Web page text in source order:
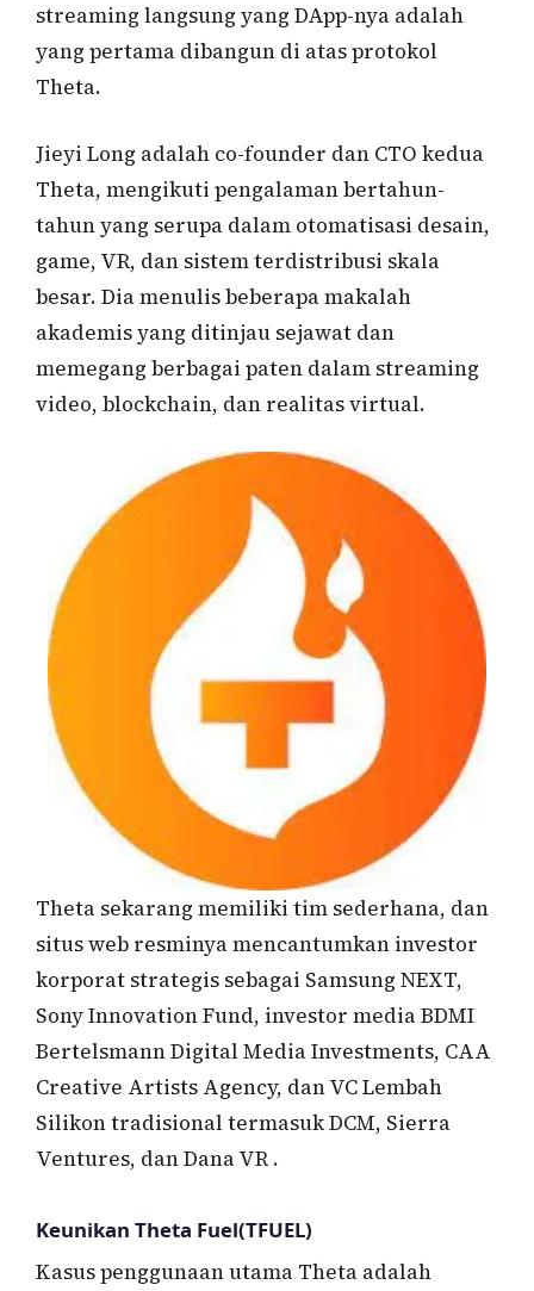
streaming langsung yang DApp-nya adalah
yang pertama dibangun di atas protokol
Theta.
Jieyi Long adalah co-founder dan CTO kedua
Theta, mengikuti pengalaman bertahun-
tahun yang serupa dalam otomatisasi desain,
game, VR, dan sistem terdistribusi skala
besar. Dia menulis beberapa makalah
akademis yang ditinjau sejawat dan
memegang berbagai paten dalam streaming
video, blockchain, dan realitas virtual.
Theta sekarang memiliki tim sederhana, dan
situs web resminya mencantumkan investor
korporat strategis sebagai Samsung NEXT,
Sony Innovation Fund, investor media BDMI
Bertelsmann Digital Media Investments, CAA
Creative Artists Agency, dan VC Lembah
Silikon tradisional termasuk DCM, Sierra
Ventures, dan Dana VR .
Keunikan Theta Fuel(TFUEL)
Kasus penggunaan utama Theta adalah